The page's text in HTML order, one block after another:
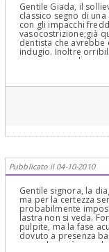
Gentile Giada, il
classico segno di
con gli impacchi
vasocostrizione;già
dentista che
indugio. Inoltre
conseguenza di
consiglio di
endodontista prima
Cordialmente
Pubblicato il 04-10-2010
Gentile signora, la
ma per la certezza
probabilmente
lastra non si veda.
pulpite, ma la fase
dovuto a presenza
essendovi più